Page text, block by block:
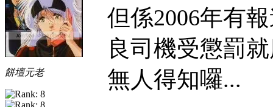
餅壇元老
但係2006年有
良司機受懲罰
無人得知囉...